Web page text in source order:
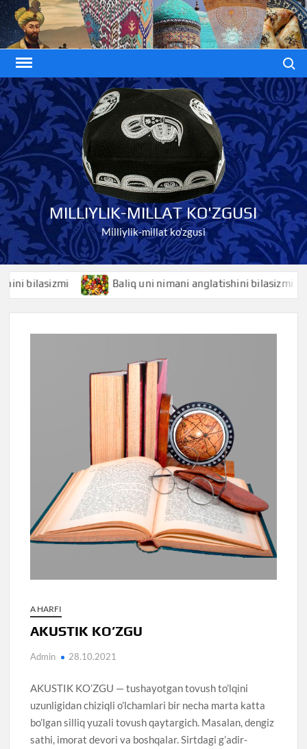
Skip
to
content
MILLIYLIK-MILLAT KO'ZGUSI
Milliylik-millat ko'zgusi
Baliq uni nimani anglatishini bilasizmi
A HARFI
AKUSTIK KO’ZGU
Admin 28.10.2021
AKUSTIK KO’ZGU — tushayotgan tovush to’lqini
uzunligidan chiziqli o’lchamlari bir necha marta katta
bo’lgan silliq yuzali tovush qaytargich. Masalan, dengiz
sathi, imorat devori va boshqalar. Sirtdagi g’adir-